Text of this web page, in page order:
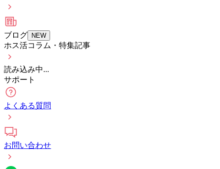
ブログ NEW
ホス活コラム・特集記事
読み込み中...
サポート
よくある質問
お問い合わせ